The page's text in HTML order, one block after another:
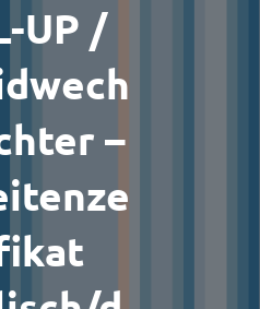
UP /
–